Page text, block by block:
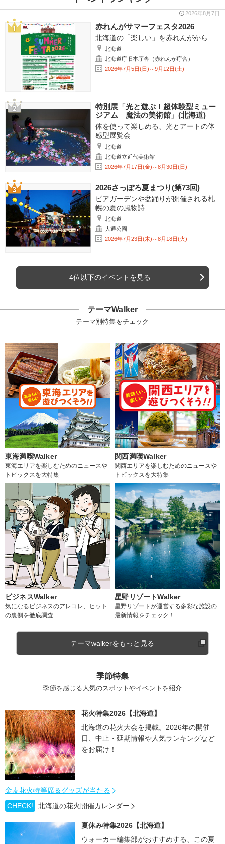
2026年8月7日
赤れんがサマーフェスタ2026
北海道の「楽しい」を赤れんがから
北海道
北海道庁旧本庁舎（赤れんが庁舎）
2026年7月5日(日)～9月12日(土)
特別展「光と遊ぶ！超体験型ミュー
ジアム 魔法の美術館」(北海道)
体を使って楽しめる、光とアートの体
感型展覧会
北海道
北海道立近代美術館
2026年7月17日(金)～8月30日(日)
2026さっぽろ夏まつり(第73回)
ビアガーデンや盆踊りが開催される札
幌の夏の風物詩
北海道
大通公園
2026年7月23日(木)～8月18日(火)
4位以下のイベントを見る
テーマWalker
テーマ別特集をチェック
東海満喫Walker
東海エリアを楽しむためのニュースや
トピックスを大特集
関西満喫Walker
関西エリアを楽しむためのニュースや
トピックスを大特集
ビジネスWalker
気になるビジネスのアレコレ、ヒット
の裏側を徹底調査
星野リゾートWalker
星野リゾートが運営する多彩な施設の
最新情報をチェック！
テーマwalkerをもっと見る
季節特集
季節を感じる人気のスポットやイベントを紹介
花火特集2026【北海道】
北海道の花火大会を掲載。2026年の開催
日、中止・延期情報や人気ランキングなど
をお届け！
金麦花火特等席＆グッズが当たる
CHECK!
北海道の花火開催カレンダー
夏休み特集2026【北海道】
ウォーカー編集部がおすすめする、この夏